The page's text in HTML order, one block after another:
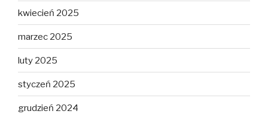
kwiecień 2025
marzec 2025
luty 2025
styczeń 2025
grudzień 2024